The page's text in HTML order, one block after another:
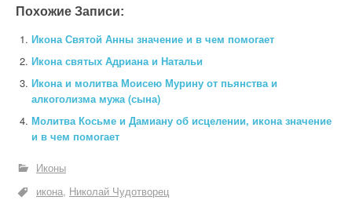
Похожие Записи:
Икона Святой Анны значение и в чем помогает
Икона святых Адриана и Натальи
Икона и молитва Моисею Мурину от пьянства и
алкоголизма мужа (сына)
Молитва Косьме и Дамиану об исцелении, икона значение
и в чем помогает
Иконы
икона Николай Чудотворец